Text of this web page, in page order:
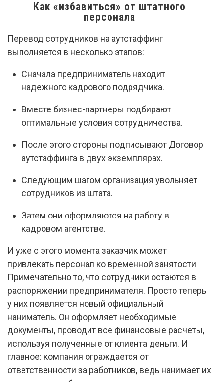
Как «избавиться» от штатного
персонала
Перевод сотрудников на аутстаффинг
выполняется в несколько этапов:
Сначала предприниматель находит
надежного кадрового подрядчика.
Вместе бизнес-партнеры подбирают
оптимальные условия сотрудничества.
После этого стороны подписывают Договор
аутстаффинга в двух экземплярах.
Следующим шагом организация увольняет
сотрудников из штата.
Затем они оформляются на работу в
кадровом агентстве.
И уже с этого момента заказчик может
привлекать персонал ко временной занятости.
Примечательно то, что сотрудники остаются в
распоряжении предпринимателя. Просто теперь
у них появляется новый официальный
наниматель. Он оформляет необходимые
документы, проводит все финансовые расчеты,
используя полученные от клиента деньги. И
главное: компания ограждается от
ответственности за работников, ведь нанимает их